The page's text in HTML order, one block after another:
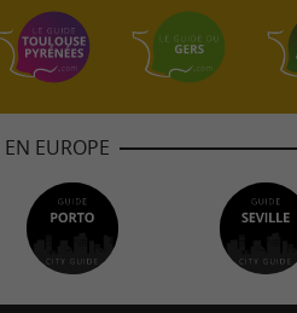
EUROPE